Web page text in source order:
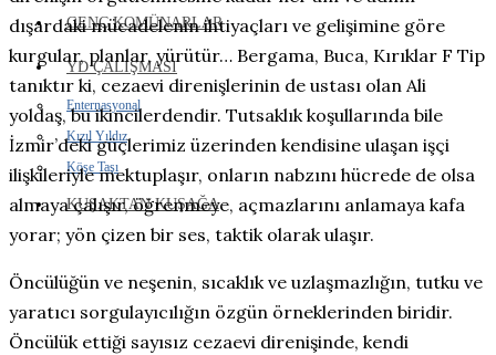
GENÇ KOMÜNARLAR
YD ÇALIŞMASI
Enternasyonal
Kızıl Yıldız
Köşe Taşı
KUŞAKTAN KUŞAĞA
dışardaki mücadelenin ihtiyaçları ve gelişimine göre
kurgular, planlar, yürütür… Bergama, Buca, Kırıklar F Tip
tanıktır ki, cezaevi direnişlerinin de ustası olan Ali
yoldaş, bu ikincilerdendir. Tutsaklık koşullarında bile
İzmir’deki güçlerimiz üzerinden kendisine ulaşan işçi
ilişkileriyle mektuplaşır, onların nabzını hücrede de olsa
almaya çalışır, öğrenmeye, açmazlarını anlamaya kafa
yorar; yön çizen bir ses, taktik olarak ulaşır.
Öncülüğün ve neşenin, sıcaklık ve uzlaşmazlığın, tutku ve
yaratıcı sorgulayıcılığın özgün örneklerinden biridir.
Öncülük ettiği sayısız cezaevi direnişinde, kendi